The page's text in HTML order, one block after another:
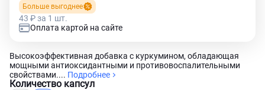
Высокоэффективная добавка с куркумином, обладающая
мощными антиоксидантными и противовоспалительными
свойствами.... Подробнее
Количество капсул
Больше выгоднее
43 ₽ за 1 шт.
Оплата картой на сайте